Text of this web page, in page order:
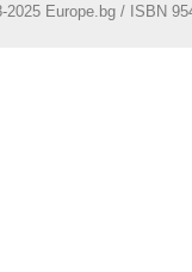
Europe.bg / ISBN